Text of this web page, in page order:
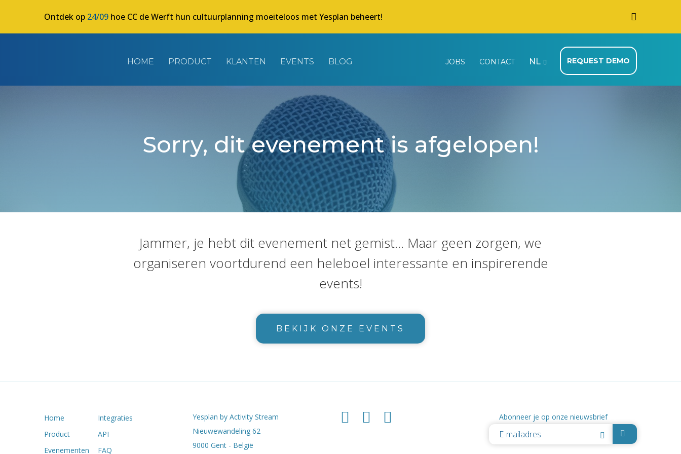
Ontdek op 24/09 hoe CC de Werft hun cultuurplanning moeiteloos met Yesplan beheert!
HOME PRODUCT KLANTEN EVENTS BLOG JOBS CONTACT NL REQUEST DEMO
Sorry, dit evenement is afgelopen!
Jammer, je hebt dit evenement net gemist... Maar geen zorgen, we
organiseren voortdurend een heleboel interessante en inspirerende
events!
BEKIJK ONZE EVENTS
Home
Product
Evenementen
Integraties
API
FAQ
Yesplan by Activity Stream
Nieuwewandeling 62
9000 Gent - België
Abonneer je op onze nieuwsbrief